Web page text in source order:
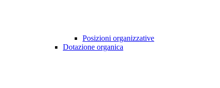
Posizioni organizzative
Dotazione organica